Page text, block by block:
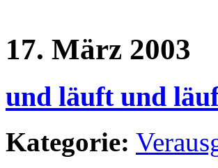
17. März 2003
und läuft und
Kategorie: